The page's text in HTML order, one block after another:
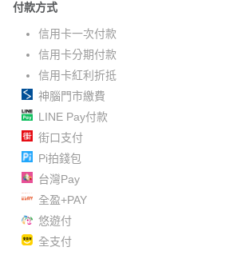
付款方式
信用卡一次付款
信用卡分期付款
信用卡紅利折抵
神腦門市繳費
LINE Pay付款
街口支付
Pi拍錢包
台灣Pay
全盈+PAY
悠遊付
全支付